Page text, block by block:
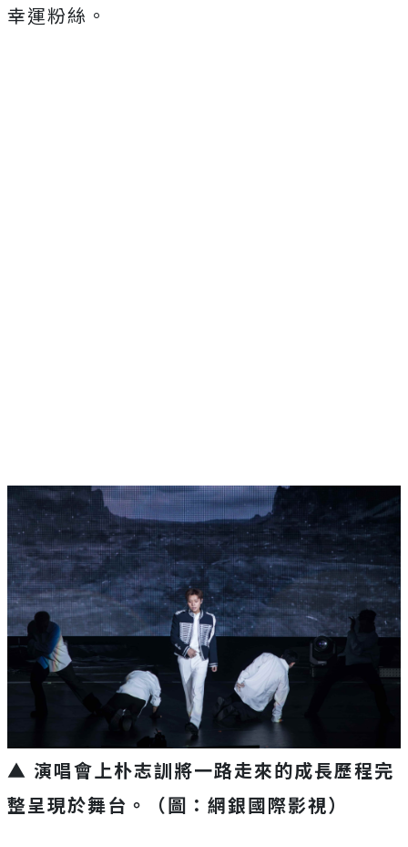
幸運粉絲。
▲ 演唱會上朴志訓將一路走來的成長歷程完
整呈現於舞台。（圖：網銀國際影視）